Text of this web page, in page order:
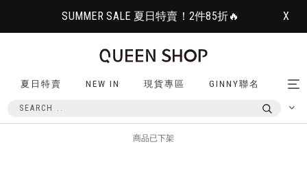
SUMMER SALE 夏日特賣！2件85折🔥 X
夏日特賣 NEW IN 現貨專區 GINNY聯名
商品已下架